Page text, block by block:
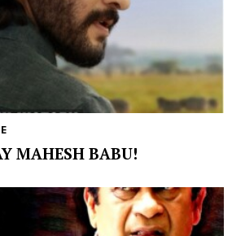
MAHESH BABU!